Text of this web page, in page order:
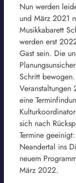
Nun werden
und März 2021
Musikkabarett
werden erst
Gast sein. Die
Schritt
eine
sich nach
Termine
Neandertal ins
neuem
März 2022.